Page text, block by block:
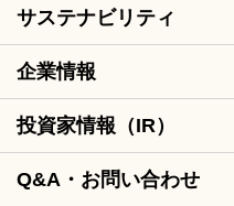
サステナビリティ
企業情報
投資家情報（IR）
Q&A・お問い合わせ